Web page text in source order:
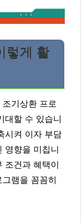
렇게 활
기상환 프로
대할 수 있습니
시켜 이자 부담
영향을 미칩니
조건과 혜택이
램을 꼼꼼히